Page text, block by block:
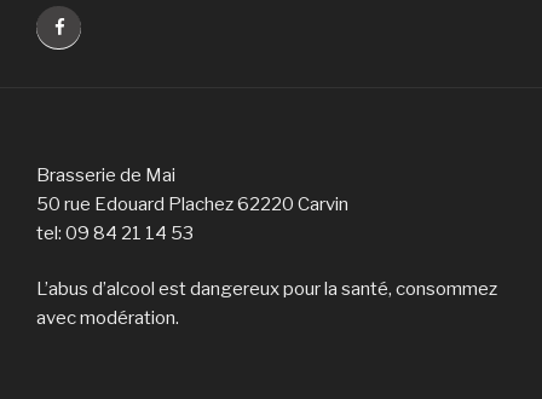
Brasserie de Mai
50 rue Edouard Plachez 62220 Carvin
tel: 09 84 21 14 53
L’abus d’alcool est dangereux pour la santé, consommez
avec modération.